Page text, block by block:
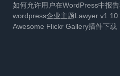
如何允许用户在WordPress中报
wordpress企业主题Lawyer
Awesome Flickr Gallery插件下载